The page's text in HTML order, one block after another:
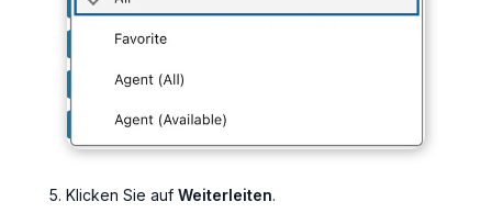
Klicken Sie auf Weiterleiten.